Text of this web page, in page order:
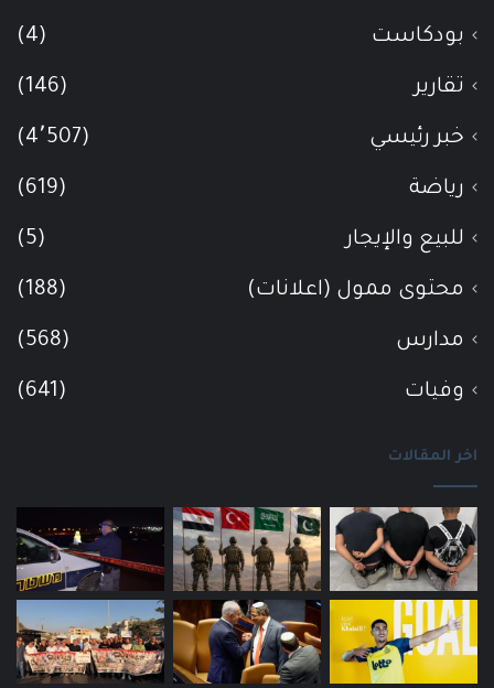
بودكاست (4)
تقارير (146)
خبر رئيسي (4٬507)
رياضة (619)
للبيع والإيجار (5)
محتوى ممول (اعلانات) (188)
مدارس (568)
وفيات (641)
اخر المقالات